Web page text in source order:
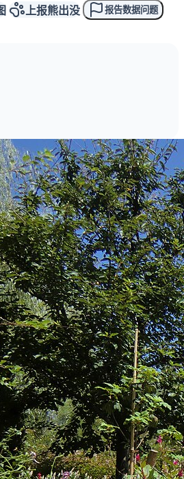
上报熊出没 报告数据问题